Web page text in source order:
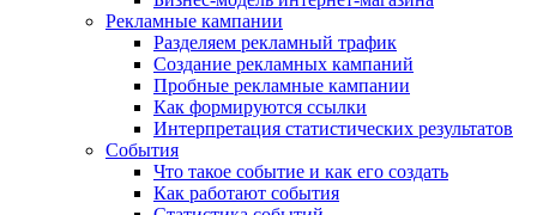
Рекламные кампании
Разделяем рекламный трафик
Создание рекламных кампаний
Пробные рекламные кампании
Как формируются ссылки
Интерпретация статистических результатов
События
Что такое событие и как его создать
Как работают события